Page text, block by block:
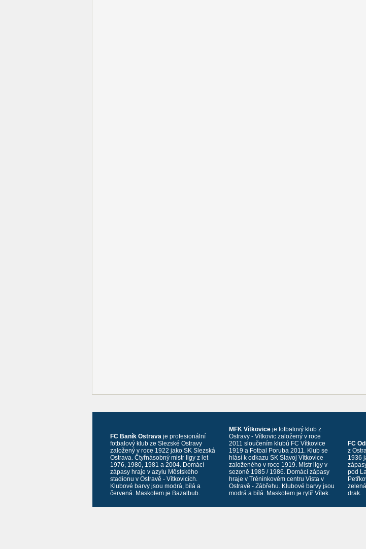
FC Baník Ostravaje profesionální
fotbalový klub ze Slezské Ostravy
založený v roce 1922 jako SK Slezská
Ostrava. Čtyřnásobný mistr ligy z let
1976, 1980, 1981 a 2004. Domácí
zápasy hraje v azylu Městského
stadionu v Ostravě - Vítkovicích.
Klubové barvy jsou modrá, bílá a
červená. Maskotem je Bazalbub.
MFK Vítkoviceje fotbalový klub z
Ostravy - Vítkovic založený v roce
2011 sloučením klubů FC Vítkovice
1919 a Fotbal Poruba 2011. Klub se
hlásí k odkazu SK Slavoj Vítkovice
založeného v roce 1919. Mistr ligy v
sezoně 1985 / 1986. Domácí zápasy
hraje v Tréninkovém centru Vista v
Ostravě - Zábřehu. Klubové barvy jsou
modrá a bílá. Maskotem je rytíř Vítek.
FC
z
1936
pod
drak.